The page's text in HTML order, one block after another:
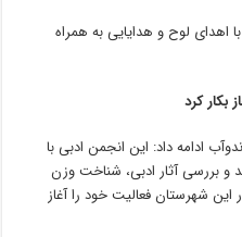
اهدای لوح و هدایایی به همراه
بکار کرد
ادامه داد: این انجمن ادبی با
بررسی آثار ادبی، شناخت وزن
شهرستان فعالیت خود را آغاز